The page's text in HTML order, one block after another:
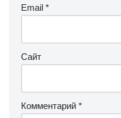
Email *
Сайт
Комментарий *